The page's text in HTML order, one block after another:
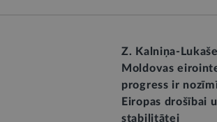
Z. Kalniņa-
Moldovas
progress ir
Eiropas drošībai
stabilitātei